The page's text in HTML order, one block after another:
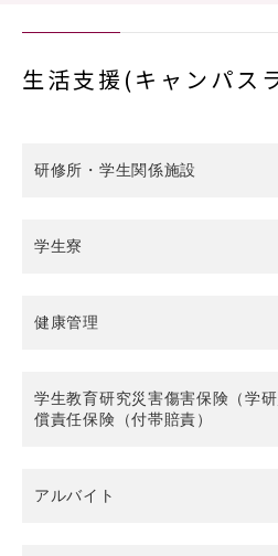
生活支援(キャンパス
研修所・学生関係施設
学生寮
健康管理
学生教育研究災害傷害保険（学
償責任保険（付帯賠責）
アルバイト